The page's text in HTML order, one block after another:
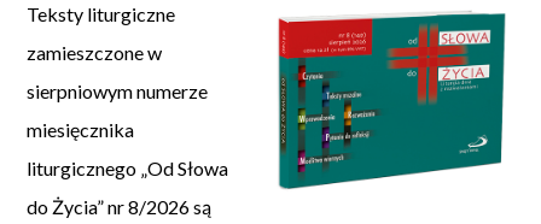
Teksty liturgiczne
zamieszczone w
sierpniowym numerze
miesięcznika
liturgicznego „Od Słowa
do Życia” nr 8/2026 są